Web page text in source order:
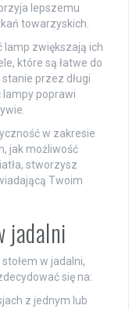
lepszemu
towarzyskich.
lamp zwiększają ich
które są łatwe do
przez długi
lampy poprawi
w zakresie
jak możliwość
stworzysz
Twoim
jadalni
w jadalni,
się na:
z jednym lub